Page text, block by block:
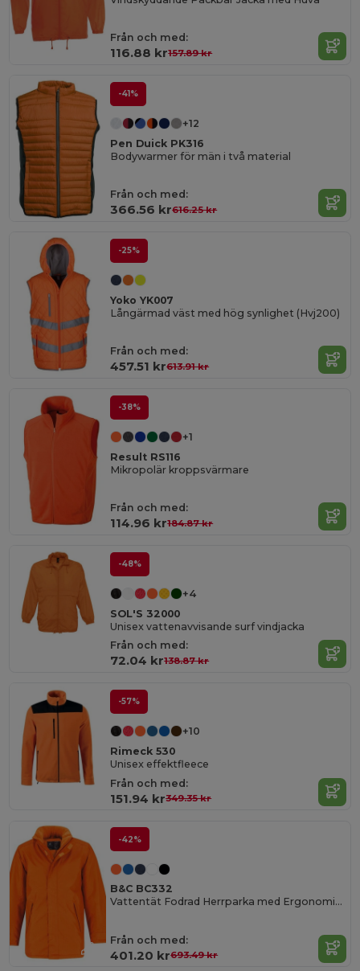
Från och med:
116.88 kr157.89 kr
-41%
+12
Pen Duick PK316
Bodywarmer för män i två material
Från och med:
366.56 kr616.25 kr
-25%
Yoko YK007
Långärmad väst med hög synlighet (Hvj200)
Från och med:
457.51 kr613.91 kr
-38%
+1
Result RS116
Mikropolär kroppsvärmare
Från och med:
114.96 kr184.87 kr
-48%
+4
SOL'S 32000
Unisex vattenavvisande surf vindjacka
Från och med:
72.04 kr138.87 kr
-57%
+10
Rimeck 530
Unisex effektfleece
Från och med:
151.94 kr349.35 kr
-42%
B&C BC332
Vattentät Fodrad Herrparka med Ergonomiska Ärmar
Från och med:
401.20 kr693.49 kr